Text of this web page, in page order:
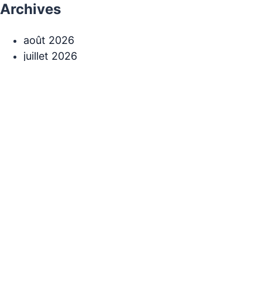
Archives
août 2026
juillet 2026